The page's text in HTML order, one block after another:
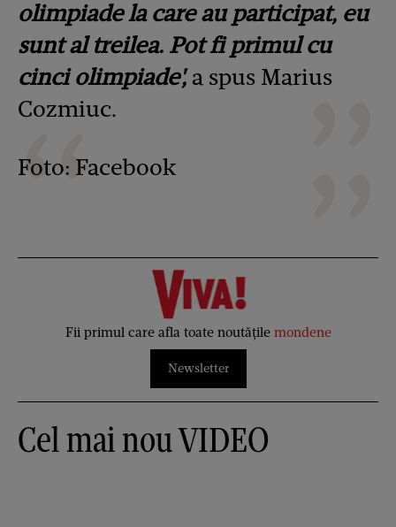
olimpiade la care au participat, eu
sunt al treilea. Pot fi primul cu
cinci olimpiade',a spus Marius
Cozmiuc.
Foto: Facebook
Fii primul care afla toate noutățile mondene
Newsletter
Cel mai nou VIDEO